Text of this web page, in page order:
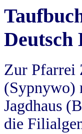
Deutsch
Zur Pfarrei
(Sypnywo)
Jagdhaus
die